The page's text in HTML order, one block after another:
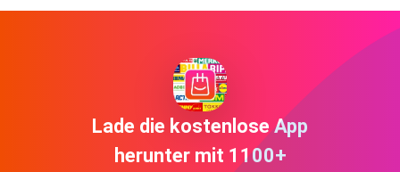
Lade die kostenlose App
herunter mit 1100+